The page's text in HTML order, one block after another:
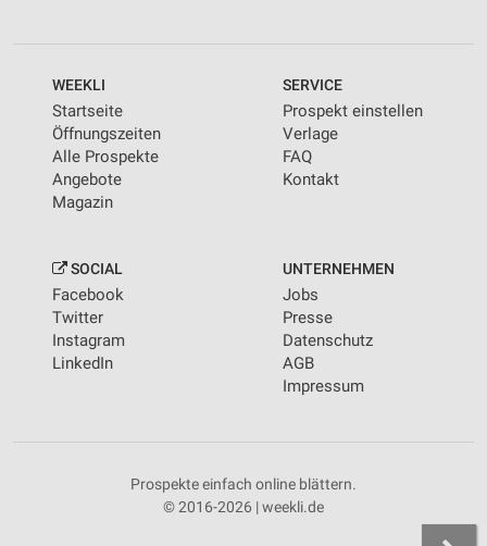
WEEKLI
Startseite
Öffnungszeiten
Alle Prospekte
Angebote
Magazin
SERVICE
Prospekt einstellen
Verlage
FAQ
Kontakt
SOCIAL
Facebook
Twitter
Instagram
LinkedIn
UNTERNEHMEN
Jobs
Presse
Datenschutz
AGB
Impressum
Prospekte einfach online blättern.
© 2016-2026 | weekli.de